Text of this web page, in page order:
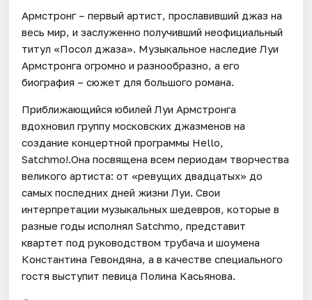
Армстронг – первый артист, прославивший джаз на
весь мир, и заслуженно получивший неофициальный
титул «Посол джаза». Музыкальное наследие Луи
Армстронга огромно и разнообразно, а его
биография – сюжет для большого романа.
Приближающийся юбилей Луи Армстронга
вдохновил группу московских джазменов на
создание концертной программы Hello,
Satchmo!.Она посвящена всем периодам творчества
великого артиста: от «ревущих двадцатых» до
самых последних дней жизни Луи. Свои
интерпретации музыкальных шедевров, которые в
разные годы исполнял Satchmo, представит
квартет под руководством трубача и шоумена
Константина Гевондяна, а в качестве специального
гостя выступит певица Полина Касьянова.